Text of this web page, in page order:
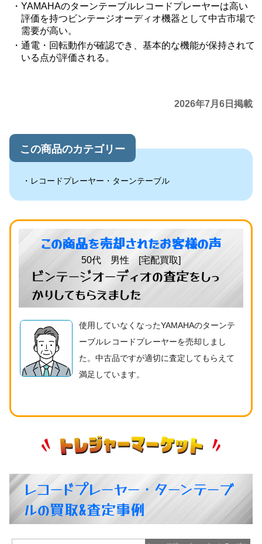
YAMAHAのターンテーブルレコードプレーヤーは高い
評価を持つビンテージオーディオ機器として中古市場で
需要が高い。
通電・回転動作が確認でき、基本的な機能が保持されて
いる点が評価される。
2026年7月6日掲載
この商品のカテゴリー
レコードプレーヤー・ターンテーブル
この商品を売却されたお客様の声
50代 男性 [宅配買取]
ビンテージオーディオの査定をしっ
かりしてもらえました
使用していなくなったYAMAHAのターンテ
ーブルレコードプレーヤーを売却しまし
た。中古品ですが適切に査定してもらえて
満足しています。
レコードプレーヤー・ターンテーブ
ルの買取&査定事例